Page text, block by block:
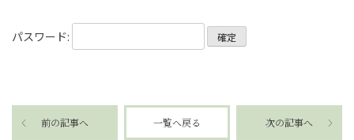
パスワード:
前の記事へ 一覧へ戻る 次の記事へ